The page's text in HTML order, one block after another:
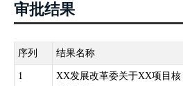
审批结果
序列 结果名称
1
XX发展改革委关于XX项目核